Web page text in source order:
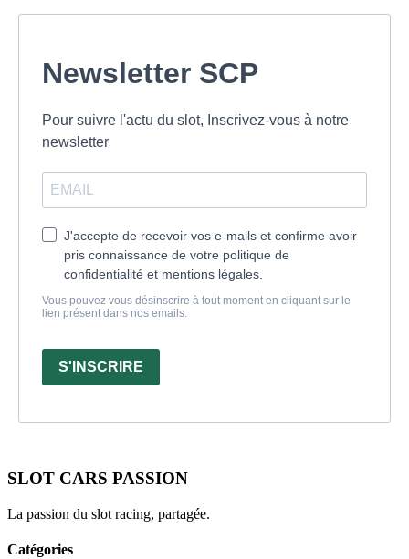
Newsletter SCP
Pour suivre l'actu du slot, Inscrivez-vous à notre
newsletter
J'accepte de recevoir vos e-mails et confirme avoir
pris connaissance de votre politique de
confidentialité et mentions légales.
Vous pouvez vous désinscrire à tout moment en cliquant sur le
lien présent dans nos emails.
S'INSCRIRE
SLOT CARS PASSION
La passion du slot racing, partagée.
Catégories